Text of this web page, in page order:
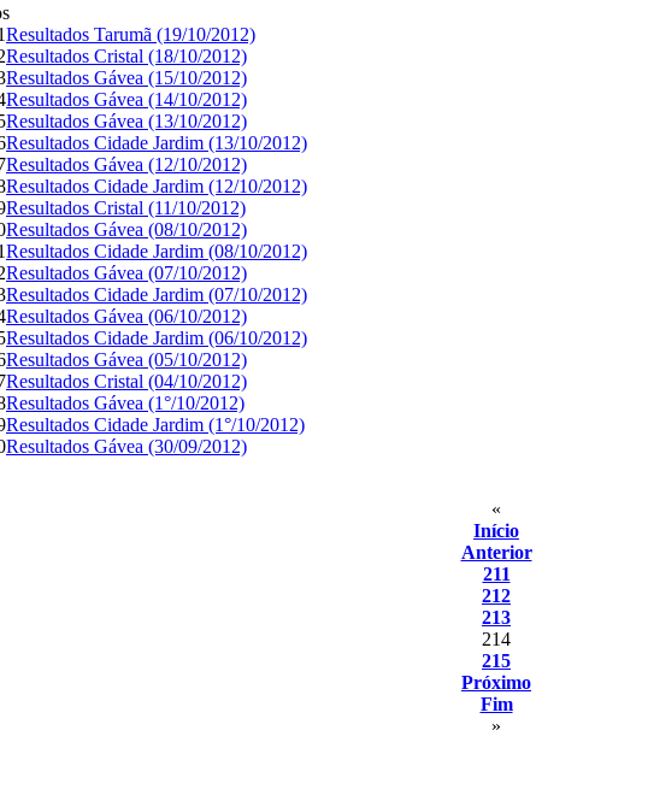
Resultados Tarumã (19/10/2012)
Resultados Cristal (18/10/2012)
Resultados Gávea (15/10/2012)
Resultados Gávea (14/10/2012)
Resultados Gávea (13/10/2012)
Resultados Cidade Jardim (13/10/2012)
Resultados Gávea (12/10/2012)
Resultados Cidade Jardim (12/10/2012)
Resultados Cristal (11/10/2012)
Resultados Gávea (08/10/2012)
Resultados Cidade Jardim (08/10/2012)
Resultados Gávea (07/10/2012)
Resultados Cidade Jardim (07/10/2012)
Resultados Gávea (06/10/2012)
Resultados Cidade Jardim (06/10/2012)
Resultados Gávea (05/10/2012)
Resultados Cristal (04/10/2012)
Resultados Gávea (1°/10/2012)
Resultados Cidade Jardim (1°/10/2012)
Resultados Gávea (30/09/2012)
«
Início
Anterior
211
212
213
214
215
Próximo
Fim
»